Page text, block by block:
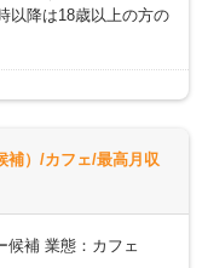
以降は18歳以上の方の
補）/カフェ/最高月収
候補 業態：カフェ